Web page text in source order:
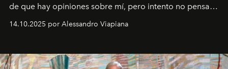
de que hay opiniones sobre mí, pero intento no pensar
demasiado en cómo me perciben. Creo que es una
pérdida de tiempo", afirma.
14.10.2025 por Alessandro Viapiana